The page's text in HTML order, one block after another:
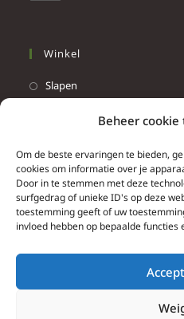
Beheer
Om de beste ervaringen te bieden,
cookies om informatie over je
Door in te stemmen met deze
surfgedrag of unieke ID's op deze
toestemming geeft of uw
invloed hebben op bepaalde functies
Winkel
Slapen
Info
Contacteer ons
Algemene & bijzondere
Brief herroepingsrecht